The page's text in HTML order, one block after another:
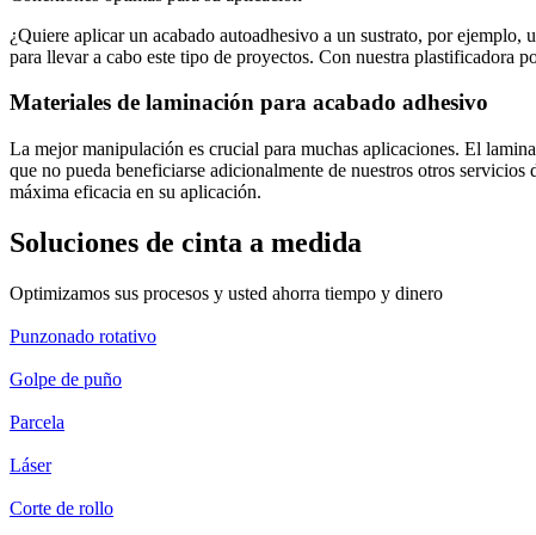
¿Quiere aplicar un acabado autoadhesivo a un sustrato, por
para llevar a cabo este tipo de proyectos. Con nuestra plastificadora
Materiales de laminación para acabado adhesivo
La mejor manipulación es crucial para muchas aplicaciones. El
que no pueda beneficiarse adicionalmente de nuestros otros
máxima eficacia en su aplicación.
Soluciones de cinta a medida
Optimizamos sus procesos y usted ahorra tiempo y dinero
Punzonado rotativo
Golpe de puño
Parcela
Láser
Corte de rollo